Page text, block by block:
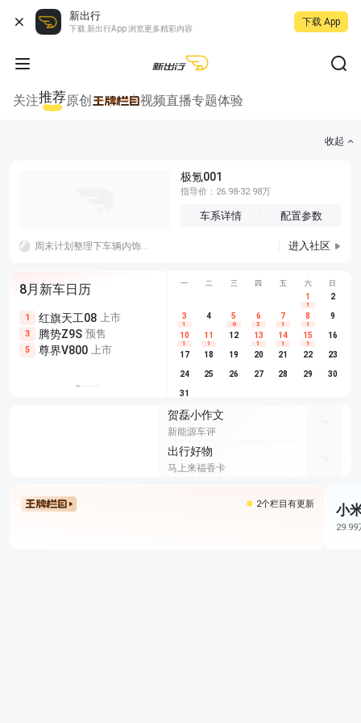
新出行
下载 新出行App 浏览更多精彩内容
下载 App
关注推荐原创 视频直播专题体验
收起
极氪001
指导价：26.98-32.98万
车系详情 配置参数
周末计划整理下车辆内饰，做点内饰简单清洁。 进入社区
8月新车日历
1 红旗天工08 上市
3 腾势Z9S 预售
5 尊界V800 上市
尊界V680 上市
享界G9 预售
别克至境L7 预售
埃安
长城H10
深蓝S05
一 二 三 四 五 六 日
1
1
2
3
1
4 5
6
6
3
7
1
8
1
9
10
1
11
1
12 13
1
14
1
15
1
16
17 18 19 20 21 22 23
24 25 26 27 28 29 30
31
贺磊小作文
新能源车评
出行好物
马上来福香卡
2个栏目有更新 小
29.99